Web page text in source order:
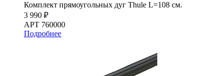
Комплект прямоугольных дуг Thule L=108 см.
3 990 ₽
АРТ 760000
Подробнее